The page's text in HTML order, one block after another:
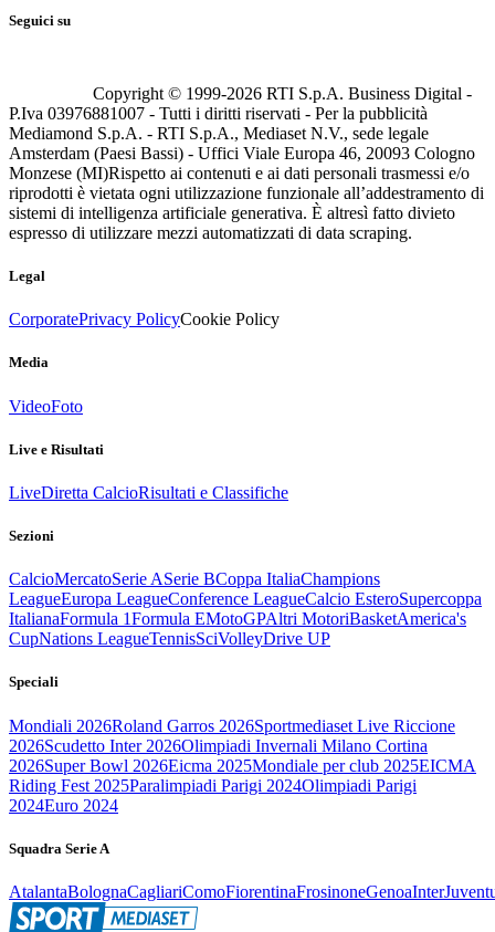
Seguici su
Copyright © 1999-2026 RTI S.p.A. Business Digital -
P.Iva 03976881007 - Tutti i diritti riservati - Per la pubblicità
Mediamond S.p.A. - RTI S.p.A., Mediaset N.V., sede legale
Amsterdam (Paesi Bassi) - Uffici Viale Europa 46, 20093 Cologno
Monzese (MI)Rispetto ai contenuti e ai dati personali trasmessi e/o
riprodotti è vietata ogni utilizzazione funzionale all’addestramento di
sistemi di intelligenza artificiale generativa. È altresì fatto divieto
espresso di utilizzare mezzi automatizzati di data scraping.
Legal
CorporatePrivacy PolicyCookie Policy
Media
VideoFoto
Live e Risultati
LiveDiretta CalcioRisultati e Classifiche
Sezioni
CalcioMercatoSerie ASerie BCoppa ItaliaChampions
LeagueEuropa LeagueConference LeagueCalcio EsteroSupercoppa
ItalianaFormula 1Formula EMotoGPAltri MotoriBasketAmerica's
CupNations LeagueTennisSciVolleyDrive UP
Speciali
Mondiali 2026Roland Garros 2026Sportmediaset Live Riccione
2026Scudetto Inter 2026Olimpiadi Invernali Milano Cortina
2026Super Bowl 2026Eicma 2025Mondiale per club 2025EICMA
Riding Fest 2025Paralimpiadi Parigi 2024Olimpiadi Parigi
2024Euro 2024
Squadra Serie A
AtalantaBolognaCagliariComoFiorentinaFrosinoneGenoaInter